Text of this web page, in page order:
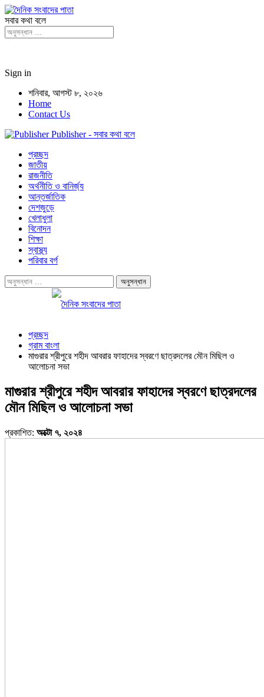
সবার কথা বলে
Sign in
শনিবার, আগস্ট ৮, ২০২৬
Home
Contact Us
Publisher - সবার কথা বলে
প্রচ্ছদ
জাতীয়
রাজনীতি
অর্থনীতি ও বানির্জ্য
আন্তর্জাতিক
দেশজুড়ে
খেলাধুলা
বিনোদন
শিক্ষা
স্বাস্থ্য
পরিবার বর্গ
প্রচ্ছদ
গ্রাম বাংলা
মাগুরার শ্রীপুরে শহীদ আবরার ফাহাদের স্বরণে ছাত্রদলের মৌন মিছিল ও
আলোচনা সভা
মাগুরার শ্রীপুরে শহীদ আবরার ফাহাদের স্বরণে ছাত্রদলের
মৌন মিছিল ও আলোচনা সভা
প্রকাশিত: অক্টো ৭, ২০২৪